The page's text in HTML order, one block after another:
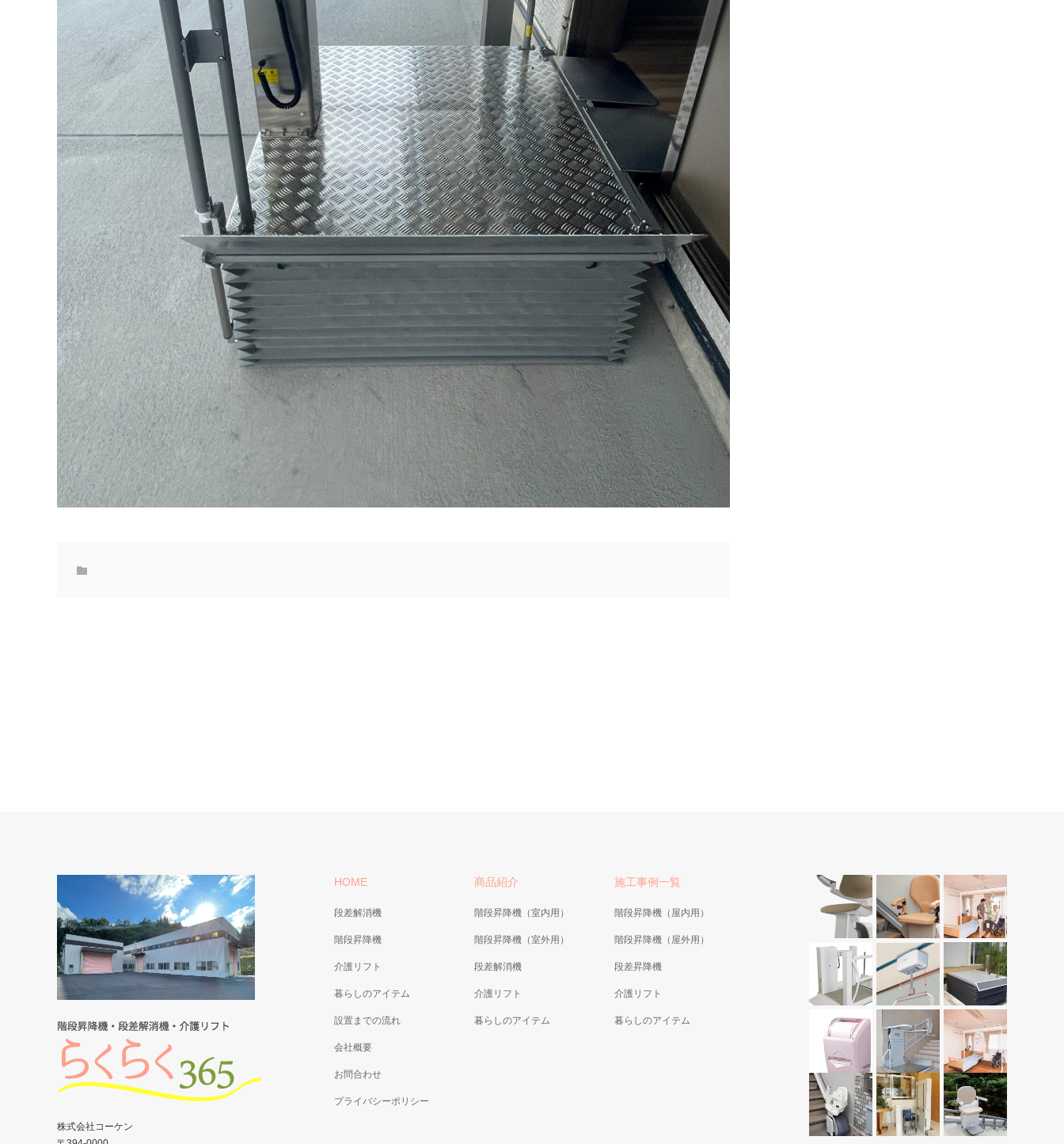
HOME
段差解消機
階段昇降機
介護リフト
暮らしのアイテム
設置までの流れ
会社概要
お問合わせ
プライバシーポリシー
商品紹介
階段昇降機（室内用）
階段昇降機（室外用）
段差解消機
介護リフト
暮らしのアイテム
施工事例一覧
階段昇降機（屋内用）
階段昇降機（屋外用）
段差昇降機
介護リフト
暮らしのアイテム
株式会社コーケン